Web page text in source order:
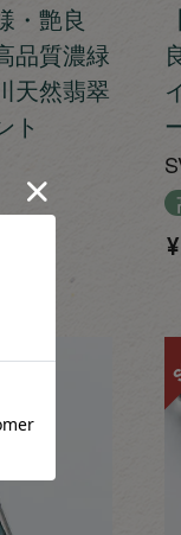
・艶良
品質濃緑
天然翡翠
ト
¥